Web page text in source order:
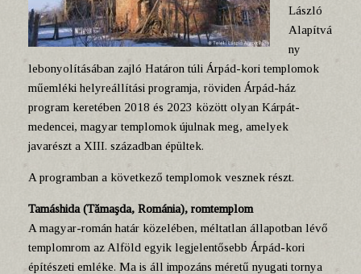
László
Alapítvá
ny
lebonyolításában zajló Határon túli Árpád-kori templomok
műemléki helyreállítási programja, röviden Árpád-ház
program keretében 2018 és 2023 között olyan Kárpát-
medencei, magyar templomok újulnak meg, amelyek
javarészt a XIII. században épültek.
A programban a következő templomok vesznek részt.
Tamáshida (Tămaşda, Románia), romtemplom
A magyar-román határ közelében, méltatlan állapotban lévő
templomrom az Alföld egyik legjelentősebb Árpád-kori
építészeti emléke. Ma is áll impozáns méretű nyugati tornya